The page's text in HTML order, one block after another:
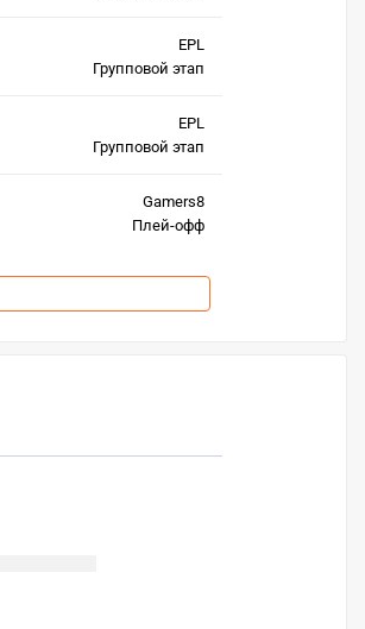
EPL
Групповой этап
EPL
Групповой этап
Gamers8
Плей-офф